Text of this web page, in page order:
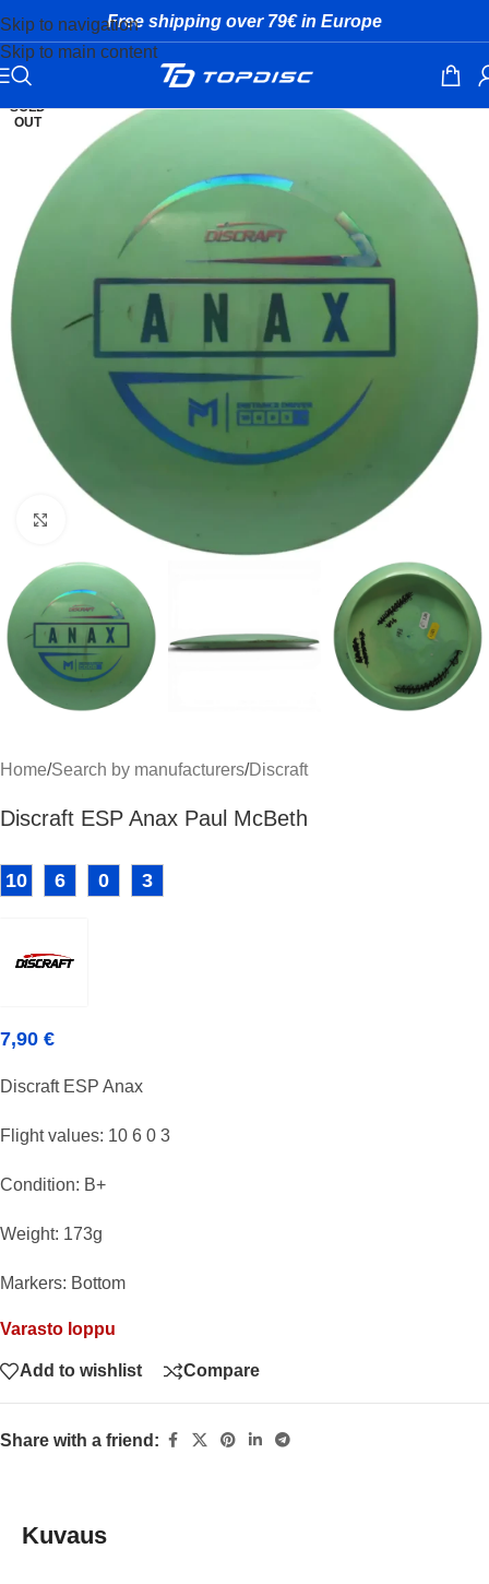
Skip to navigation
Skip to main content
Free shipping over 79€ in Europe
SOLD
OUT
Click to enlarge
Home/Search by manufacturers/Discraft
Discraft ESP Anax Paul McBeth
10 6 0 3
7,90 €
Discraft ESP Anax
Flight values: 10 6 0 3
Condition: B+
Weight: 173g
Markers: Bottom
Varasto loppu
Add to wishlist Compare
Share with a friend:
Kuvaus